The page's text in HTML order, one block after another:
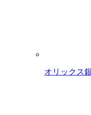
オリックス